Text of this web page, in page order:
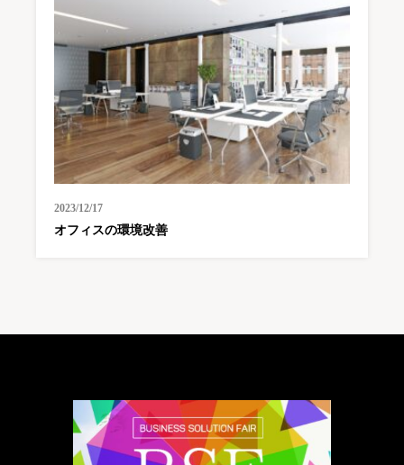
2023/12/17
オフィスの環境改善